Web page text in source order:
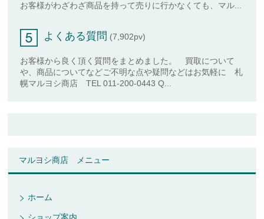
お客様がわざわざ商品を持って売りに行かなくても、マル...
よくある質問 (7,902pv)
お客様から良く頂く質問をまとめました。 買取について
や、商品についてなどご不明な点や疑問などはお気軽に 札
幌マルヨシ商店 TEL 011-200-0443 Q...
マルヨシ商店 メニュー
ホーム
ショップ案内